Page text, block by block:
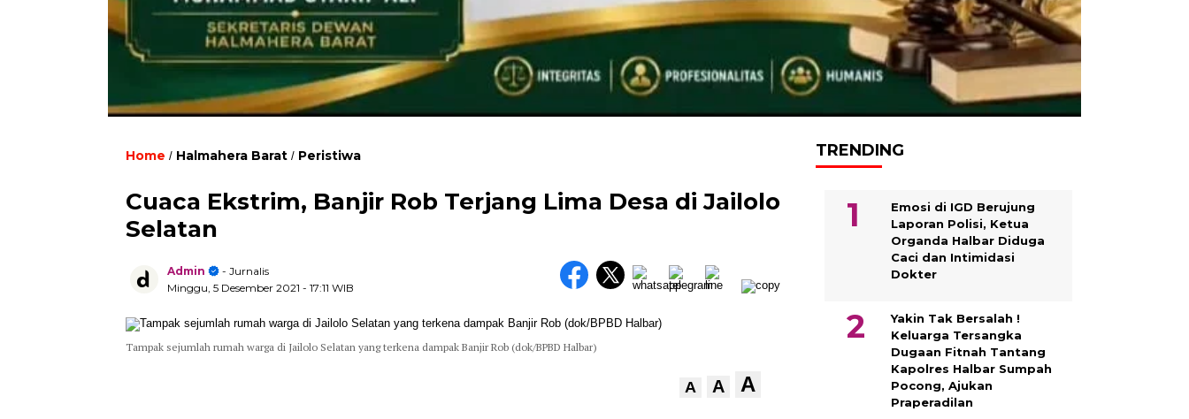
Home / Halmahera Barat / Peristiwa
Cuaca Ekstrim, Banjir Rob Terjang Lima Desa di Jailolo
Selatan
Admin
- Jurnalis
Minggu, 5 Desember 2021 - 17:11 WIB
Tampak sejumlah rumah warga di Jailolo Selatan yang terkena dampak Banjir Rob (dok/BPBD Halbar)
A A A
TRENDING
Emosi di IGD Berujung
Laporan Polisi, Ketua
Organda Halbar Diduga
Caci dan Intimidasi
Dokter
Yakin Tak Bersalah !
Keluarga Tersangka
Dugaan Fitnah Tantang
Kapolres Halbar Sumpah
Pocong, Ajukan
Praperadilan